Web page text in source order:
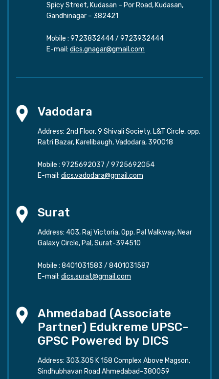
Spicy Street, Kudasan – Por Road, Kudasan,
Gandhinagar – 382421
Mobile : 9723832444/ 9723932444
E-mail: dics.gnagar@gmail.com
Vadodara
Address: 2nd Floor, 9 Shivali Society, L&T Circle, opp.
Ratri Bazar, Karelibaugh, Vadodara, 390018
Mobile : 9725692037 / 9725692054
E-mail: dics.vadodara@gmail.com
Surat
Address: 403, Raj Victoria, Opp. Pal Walkway, Near
Galaxy Circle, Pal, Surat-394510
Mobile : 8401031583 / 8401031587
E-mail: dics.surat@gmail.com
Ahmedabad (Associate
Partner) Edukreme UPSC-
GPSC Powered by DICS
Address: 303,305 K 158 Complex Above Magson,
Sindhubhavan Road Ahmedabad-380059